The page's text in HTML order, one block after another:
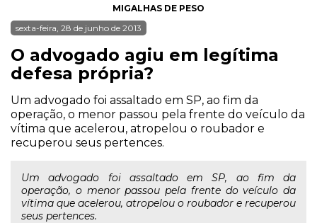
MIGALHAS DE PESO
sexta-feira, 28 de junho de 2013
O advogado agiu em legítima
defesa própria?
Um advogado foi assaltado em SP, ao fim da
operação, o menor passou pela frente do veículo da
vítima que acelerou, atropelou o roubador e
recuperou seus pertences.
Um advogado foi assaltado em SP, ao fim da
operação, o menor passou pela frente do veículo da
vítima que acelerou, atropelou o roubador e recuperou
seus pertences.